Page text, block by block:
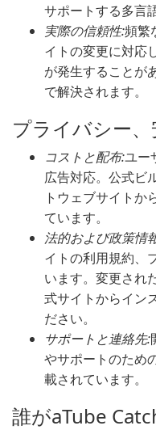
サポートする多言
実際の信頼性:頻繁
イトの変更に対応
が発生することが
で解決されます。
プライバシー
コストと配布:ユー
広告対応。公式ビ
トウェブサイトか
ています。
法的および政策情
イトの利用規約、
います。変更され
式サイトからイン
ださい。
サポートと連絡先:
やサポートのため
載されています。
誰がaTube